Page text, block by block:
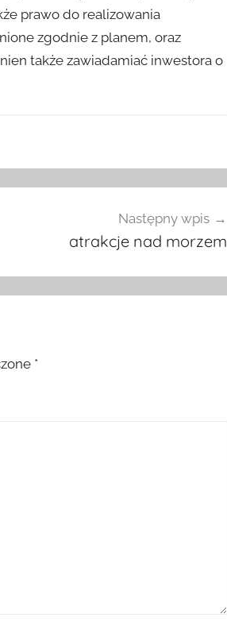
prawo do realizowania
zgodnie z planem, oraz
także zawiadamiać inwestora o
Następny wpis
atrakcje nad morzem
*